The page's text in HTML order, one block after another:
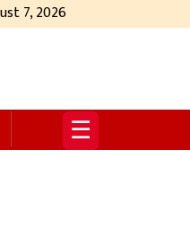
7, 2026
☰